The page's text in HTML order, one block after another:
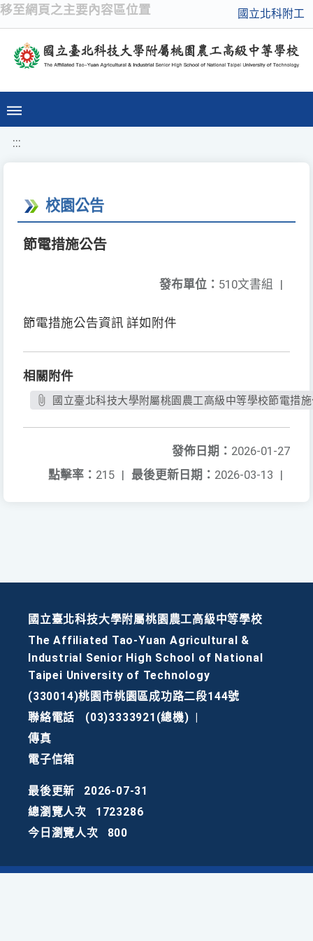
移至網頁之主要內容區位置 國立北科附工
:::
校園公告
節電措施公告
發布單位： 510文書組 |
節電措施公告資訊 詳如附件
相關附件
國立臺北科技大學附屬桃園農工高級中等學校節電措
發佈日期： 2026-01-27
最後更新日期： 2026-03-13 |
點擊率： 215 |
國立臺北科技大學附屬桃園農工高級中等學校
The Affiliated Tao-Yuan Agricultural &
Industrial Senior High School of National
Taipei University of Technology
(330014)桃園市桃園區成功路二段144號
聯絡電話
(03)3333921(總機)
傳真
電子信箱
最後更新
2026-07-31
總瀏覽人次
1723286
今日瀏覽人次
800